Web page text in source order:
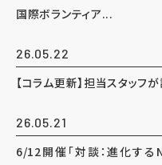
国際ボランティア...
26.05.22
【コラム更新】担当スタッフ
26.05.21
6/12開催「対談：進化す